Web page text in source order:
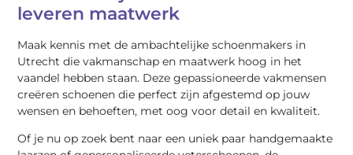
leveren maatwerk
Maak kennis met de ambachtelijke schoenmakers in
Utrecht die vakmanschap en maatwerk hoog in het
vaandel hebben staan. Deze gepassioneerde vakmensen
creëren schoenen die perfect zijn afgestemd op jouw
wensen en behoeften, met oog voor detail en kwaliteit.
Of je nu op zoek bent naar een uniek paar handgemaakte